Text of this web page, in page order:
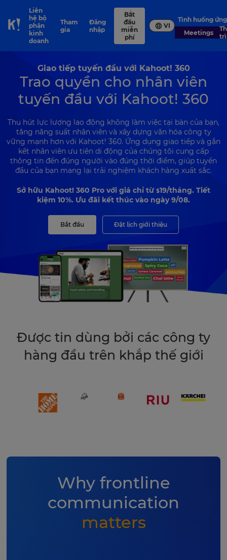
Skip to Page content
Liên
hệ bộ
phận
kinh
doanh
Tham
gia
Đăng
nhập
Bắt
đầu
miễn
phí
VI
Tình huống
Meetings
Thuyết
Giao tiếp tuyến đầu với Kahoot! 360
Trao quyền cho nhân viên
tuyến đầu với Kahoot! 360
Thu hút lực lượng lao động không làm việc tại bàn của bạn,
tăng năng suất nhân viên và xây dựng văn hóa công ty
vững mạnh hơn với Kahoot! 360. Ứng dụng giao tiếp và gắn
kết nhân viên ưu tiên di động của chúng tôi cung cấp
thông tin đến đúng người vào đúng thời điểm, giúp tuyến
đầu của bạn mang lại trải nghiệm khách hàng xuất sắc.
Sở hữu Kahoot! 360 Pro với giá chỉ từ $19/tháng. Tiết
kiệm 10%. Ưu đãi kết thúc vào ngày 9/08.
Bắt đầu Đặt lịch giới thiệu
Được tin dùng bởi các công ty
hàng đầu trên khắp thế giới
Why frontline
communication
matters